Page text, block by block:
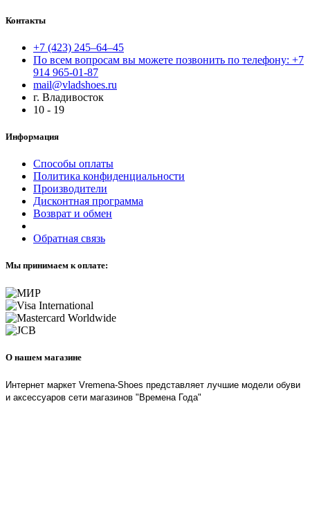
Контакты
+7 (423) 245–64–45
По всем вопросам вы можете позвонить по телефону: +7
914 965-01-87
mail@vladshoes.ru
г. Владивосток
10 - 19
Информация
Способы оплаты
Политика конфиденциальности
Производители
Дисконтная программа
Возврат и обмен
Обратная связь
Мы принимаем к оплате:
О нашем магазине
Интернет маркет Vremena-Shoes представляет лучшие модели обуви
и аксессуаров сети магазинов "Времена Года"